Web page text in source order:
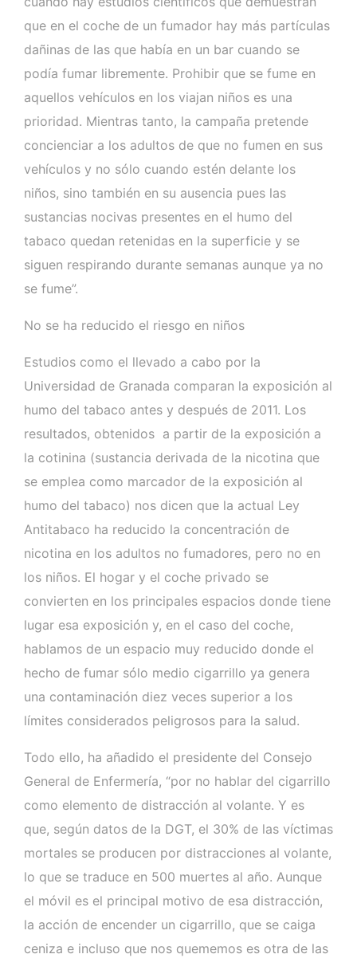
que en el coche de un fumador hay más partículas
dañinas de las que había en un bar cuando se
podía fumar libremente. Prohibir que se fume en
aquellos vehículos en los viajan niños es una
prioridad. Mientras tanto, la campaña pretende
concienciar a los adultos de que no fumen en sus
vehículos y no sólo cuando estén delante los
niños, sino también en su ausencia pues las
sustancias nocivas presentes en el humo del
tabaco quedan retenidas en la superficie y se
siguen respirando durante semanas aunque ya no
se fume”.
No se ha reducido el riesgo en niños
Estudios como el llevado a cabo por la
Universidad de Granada comparan la exposición al
humo del tabaco antes y después de 2011. Los
resultados, obtenidos a partir de la exposición a
la cotinina (sustancia derivada de la nicotina que
se emplea como marcador de la exposición al
humo del tabaco) nos dicen que la actual Ley
Antitabaco ha reducido la concentración de
nicotina en los adultos no fumadores, pero no en
los niños. El hogar y el coche privado se
convierten en los principales espacios donde tiene
lugar esa exposición y, en el caso del coche,
hablamos de un espacio muy reducido donde el
hecho de fumar sólo medio cigarrillo ya genera
una contaminación diez veces superior a los
límites considerados peligrosos para la salud.
Todo ello, ha añadido el presidente del Consejo
General de Enfermería, “por no hablar del cigarrillo
como elemento de distracción al volante. Y es
que, según datos de la DGT, el 30% de las víctimas
mortales se producen por distracciones al volante,
lo que se traduce en 500 muertes al año. Aunque
el móvil es el principal motivo de esa distracción,
la acción de encender un cigarrillo, que se caiga
ceniza e incluso que nos quememos es otra de las